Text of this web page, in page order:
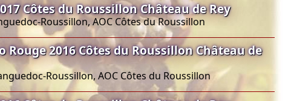
Côtes du Roussillon Château de Rey
Roussillon, AOC Côtes du Roussillon
Rouge 2016 Côtes du Roussillon Château de
Roussillon, AOC Côtes du Roussillon